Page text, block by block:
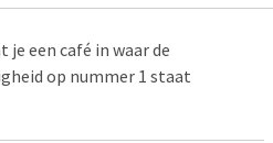
je een café in waar de
op nummer 1 staat